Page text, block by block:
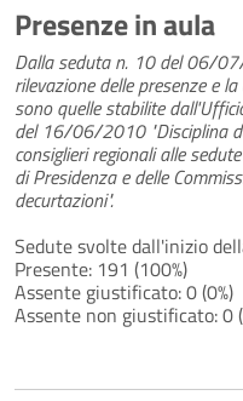
Presenze in aula
Dalla seduta n. 10 del 06/
rilevazione delle presenze e
sono quelle stabilite
del 16/06/2010 "Disciplina
consiglieri regionali alle
di Presidenza e delle
decurtazioni".
Sedute svolte dall'inizio
Presente: 191 (100%)
Assente giustificato: 0 (0%)
Assente non giustificato: 0